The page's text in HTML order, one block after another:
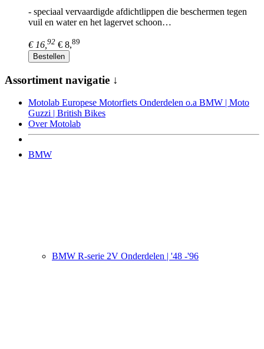
- speciaal vervaardigde afdichtlippen die beschermen tegen
vuil en water en het lagervet schoon…
€ 16, 92 € 8,89
Bestellen
Assortiment navigatie ↓
Motolab Europese Motorfiets Onderdelen o.a BMW | Moto
Guzzi | British Bikes
Over Motolab
BMW
BMW R-serie 2V Onderdelen | '48 -'96